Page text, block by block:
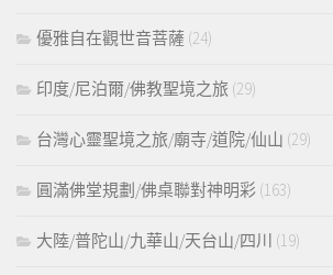
優雅自在觀世音菩薩 (24)
印度/尼泊爾/佛教聖境之旅 (29)
台灣心靈聖境之旅/廟寺/道院/仙山 (29)
圓滿佛堂規劃/佛桌聯對神明彩 (163)
大陸/普陀山/九華山/天台山/四川 (19)